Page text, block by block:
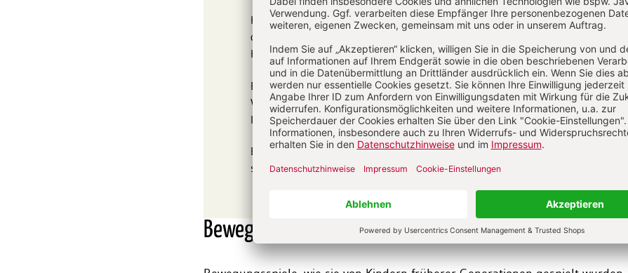
Körperliche und geistige Entwicklung hängen eng zusammen. Sorgen Sie
dafür, dass sich Ihr Kind ausreichend bewegen und die Geschicklichkeit seines
Körpers trainieren kann.
Erwarten Sie nicht all zu viel von vorgefertigtem Lernspielzeug, das für
Vorschulalter angeboten wird. Ein Kind lernt durch seine Umgebung, durch
lebendige Anschauung und mit all seinen Sinnen.
Eine "blühende Fantasie" ist die beste Voraussetzung fürs kognitive Lernen,
sie macht den Geist flexibel.
Bewegung macht klug